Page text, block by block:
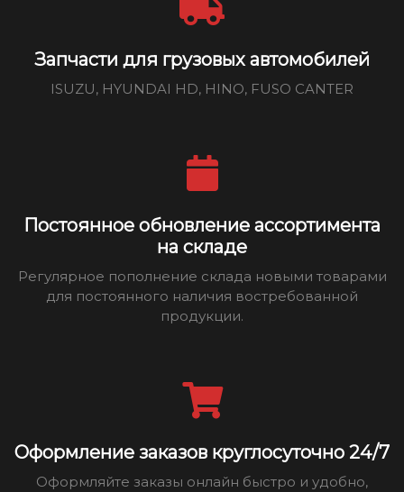
Запчасти для грузовых автомобилей
ISUZU, HYUNDAI HD, HINO, FUSO CANTER
Постоянное обновление ассортимента
на складе
Регулярное пополнение склада новыми товарами
для постоянного наличия востребованной
продукции.
Оформление заказов круглосуточно 24/7
Оформляйте заказы онлайн быстро и удобно,